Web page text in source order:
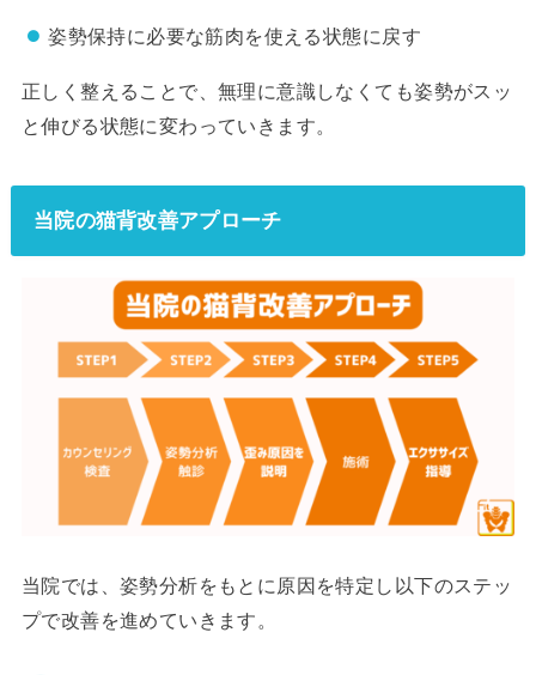
姿勢保持に必要な筋肉を使える状態に戻す
正しく整えることで、無理に意識しなくても姿勢がスッ
と伸びる状態に変わっていきます。
当院の猫背改善アプローチ
当院では、姿勢分析をもとに原因を特定し以下のステッ
プで改善を進めていきます。